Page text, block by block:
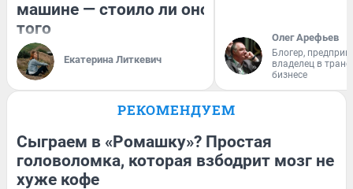
машине — стоило ли оно
того
Екатерина Литкевич
Олег Арефьев
Блогер,
владелец в
бизнесе
РЕКОМЕНДУЕМ
Сыграем в «Ромашку»? Простая
головоломка, которая взбодрит мозг не
хуже кофе